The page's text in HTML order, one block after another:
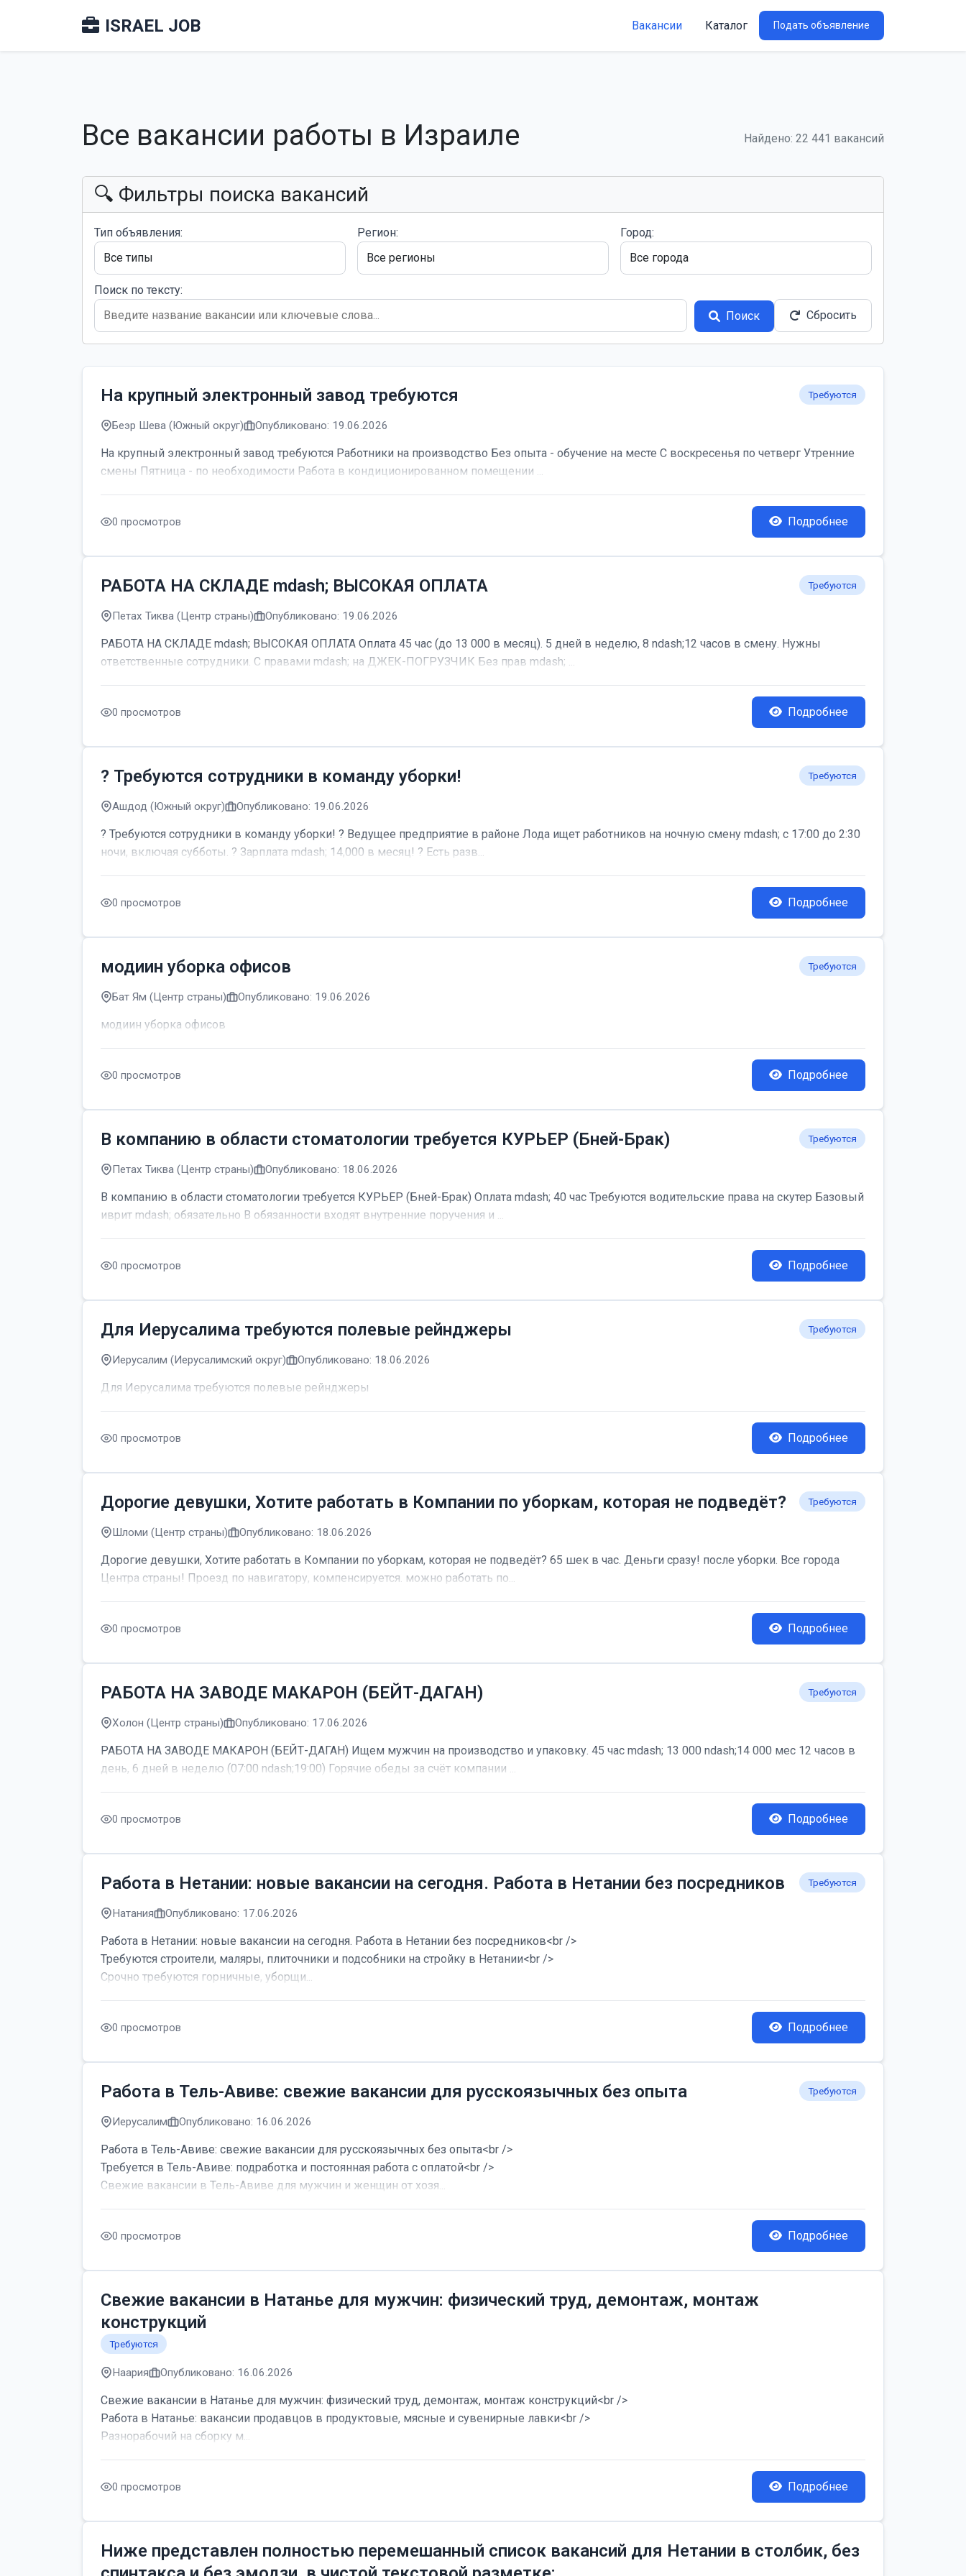
ISRAEL JOB Вакансии Каталог Подать объявление
Все вакансии работы в Израиле Найдено: 22 441 вакансий
🔍 Фильтры поиска вакансий
Тип объявления: Регион: Город:
Поиск по тексту:
Поиск
Сбросить
На крупный электронный завод требуются Требуются
Беэр Шева (Южный округ) Опубликовано: 19.06.2026
На крупный электронный завод требуются Работники на производство Без опыта - обучение на месте С воскресенья по четверг Утренние
смены Пятница - по необходимости Работа в кондиционированном помещении ...
0 просмотров Подробнее
РАБОТА НА СКЛАДЕ mdash; ВЫСОКАЯ ОПЛАТА Требуются
Петах Тиква (Центр страны) Опубликовано: 19.06.2026
РАБОТА НА СКЛАДЕ mdash; ВЫСОКАЯ ОПЛАТА Оплата 45 час (до 13 000 в месяц). 5 дней в неделю, 8 ndash;12 часов в смену. Нужны
ответственные сотрудники. С правами mdash; на ДЖЕК-ПОГРУЗЧИК Без прав mdash; ...
0 просмотров Подробнее
? Требуются сотрудники в команду уборки! Требуются
Ашдод (Южный округ) Опубликовано: 19.06.2026
? Требуются сотрудники в команду уборки! ? Ведущее предприятие в районе Лода ищет работников на ночную смену mdash; с 17:00 до 2:30
ночи, включая субботы. ? Зарплата mdash; 14,000 в месяц! ? Есть разв...
0 просмотров Подробнее
модиин уборка офисов Требуются
Бат Ям (Центр страны) Опубликовано: 19.06.2026
модиин уборка офисов
0 просмотров Подробнее
В компанию в области стоматологии требуется КУРЬЕР (Бней-Брак) Требуются
Петах Тиква (Центр страны) Опубликовано: 18.06.2026
В компанию в области стоматологии требуется КУРЬЕР (Бней-Брак) Оплата mdash; 40 час Требуются водительские права на скутер Базовый
иврит mdash; обязательно В обязанности входят внутренние поручения и ...
0 просмотров Подробнее
Для Иерусалима требуются полевые рейнджеры Требуются
Иерусалим (Иерусалимский округ) Опубликовано: 18.06.2026
Для Иерусалима требуются полевые рейнджеры
0 просмотров Подробнее
Дорогие девушки, Хотите работать в Компании по уборкам, которая не подведёт? Требуются
Шломи (Центр страны) Опубликовано: 18.06.2026
Дорогие девушки, Хотите работать в Компании по уборкам, которая не подведёт? 65 шек в час. Деньги сразу! после уборки. Все города
Центра страны! Проезд по навигатору, компенсируется. можно работать по...
0 просмотров Подробнее
РАБОТА НА ЗАВОДЕ МАКАРОН (БЕЙТ-ДАГАН) Требуются
Холон (Центр страны) Опубликовано: 17.06.2026
РАБОТА НА ЗАВОДЕ МАКАРОН (БЕЙТ-ДАГАН) Ищем мужчин на производство и упаковку. 45 час mdash; 13 000 ndash;14 000 мес 12 часов в
день, 6 дней в неделю (07:00 ndash;19:00) Горячие обеды за счёт компании ...
0 просмотров Подробнее
Работа в Нетании: новые вакансии на сегодня. Работа в Нетании без посредников Требуются
Натания Опубликовано: 17.06.2026
Работа в Нетании: новые вакансии на сегодня. Работа в Нетании без посредников<br />
Требуются строители, маляры, плиточники и подсобники на стройку в Нетании<br />
Срочно требуются горничные, уборщи...
0 просмотров Подробнее
Работа в Тель-Авиве: свежие вакансии для русскоязычных без опыта Требуются
Иерусалим Опубликовано: 16.06.2026
Работа в Тель-Авиве: свежие вакансии для русскоязычных без опыта<br />
Требуется в Тель-Авиве: подработка и постоянная работа с оплатой<br />
Свежие вакансии в Тель-Авиве для мужчин и женщин от хозя...
0 просмотров Подробнее
Свежие вакансии в Натанье для мужчин: физический труд, демонтаж, монтаж
конструкций
Требуются
Наария Опубликовано: 16.06.2026
Свежие вакансии в Натанье для мужчин: физический труд, демонтаж, монтаж конструкций<br />
Работа в Натанье: вакансии продавцов в продуктовые, мясные и сувенирные лавки<br />
Разнорабочий на сборку м...
0 просмотров Подробнее
Ниже представлен полностью перемешанный список вакансий для Нетании в столбик, без